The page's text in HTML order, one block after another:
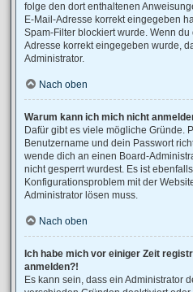
folge den dort enthaltenen
E-Mail-Adresse korrekt eingegeben
Spam-Filter blockiert wurde. Wenn
Adresse korrekt eingegeben wurde,
Administrator.
Nach oben
Warum kann ich mich nicht
Dafür gibt es viele mögliche Gründe.
Benutzername und dein Passwort
wende dich an einen Board-
nicht gesperrt wurdest. Es ist
Konfigurationsproblem mit der
Administrator lösen muss.
Nach oben
Ich habe mich vor einiger Zeit
anmelden?!
Es kann sein, dass ein Administrator